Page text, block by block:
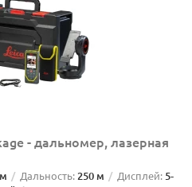
- дальномер, лазерная
Дальность:250 м Дисплей: 5-